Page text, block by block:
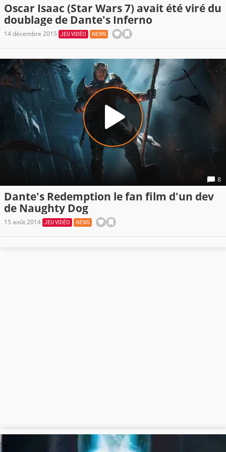
Oscar Isaac (Star Wars 7) avait été viré du
doublage de Dante's Inferno
14 décembre 2015 JEU VIDÉO NEWS
8
Dante's Redemption le fan film d'un dev
de Naughty Dog
15 août 2014 JEU VIDÉO NEWS